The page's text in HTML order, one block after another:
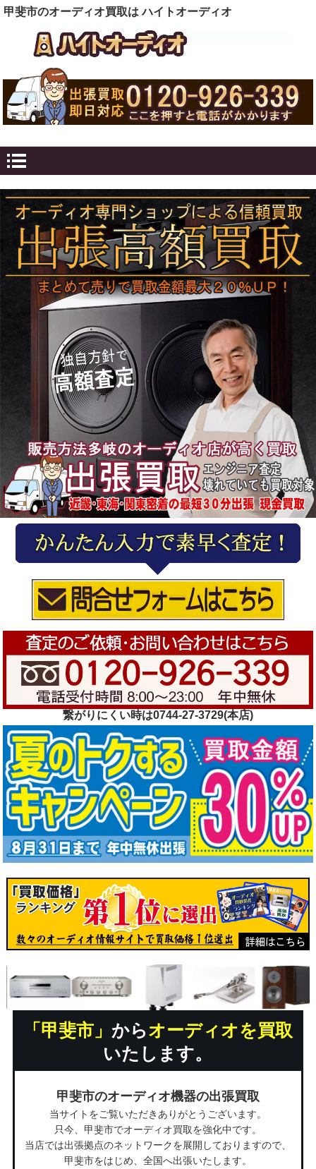
甲斐市のオーディオ買取は ハイトオーディオ
繋がりにくい時は0744-27-3729(本店)
「甲斐市」 からオーディオを買取
いたします。
甲斐市のオーディオ機器の出張買取
当サイトをご覧いただきありがとうございます。
只今、甲斐市でオーディオ買取を強化中です。
当店では出張拠点のネットワークを展開しておりますので、
甲斐市をはじめ、全国へ出張いたします。